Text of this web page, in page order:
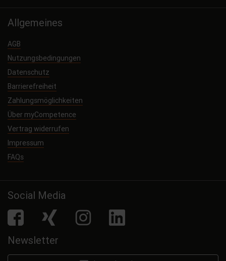
Allgemeines
AGB
Nutzungsbedingungen
Datenschutz
Barrierefreiheit
Zahlungsmöglichkeiten
Über myCompetence
Vertrag widerrufen
Impressum
FAQs
Social Media
facebook Xing Instagram LinkedIn
Newsletter